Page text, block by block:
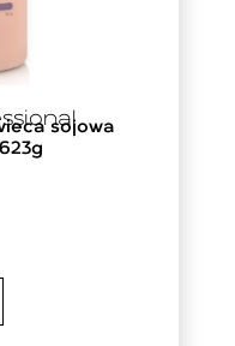
sojowa